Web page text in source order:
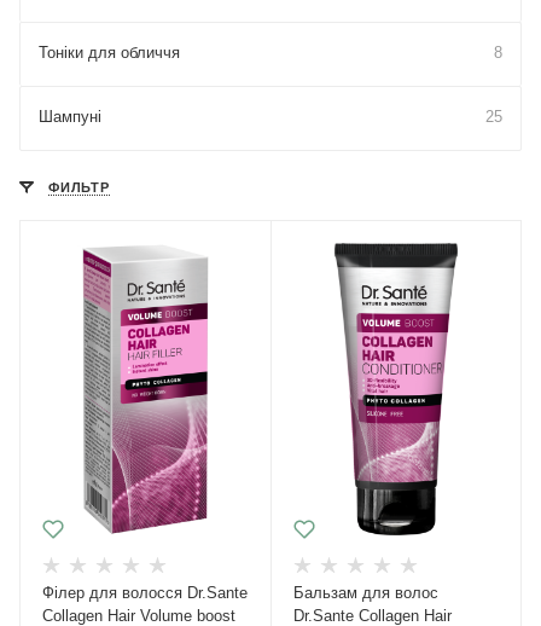
Тоніки для обличчя 8
Шампуні 25
ФИЛЬТР
Філер для волосся Dr.Sante
Collagen Hair Volume boost
Бальзам для волос
Dr.Sante Collagen Hair